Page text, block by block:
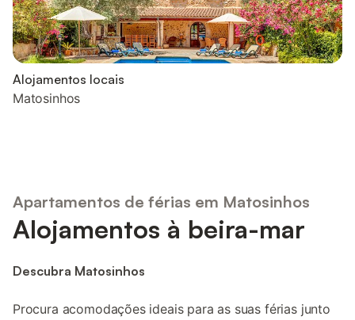
Alojamentos locais
Matosinhos
Apartamentos de férias em Matosinhos
Alojamentos à beira-mar
Descubra Matosinhos
Procura acomodações ideais para as suas férias junto